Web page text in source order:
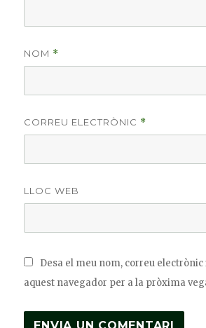
NOM *
CORREU ELECTRÒNIC *
LLOC WEB
Desa el meu nom, correu electrònic
aquest navegador per a la pròxima